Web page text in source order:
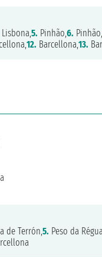
Lisbona,5. Pinhão,6.
12. Barcellona,13.
de Terrón,5. Peso da